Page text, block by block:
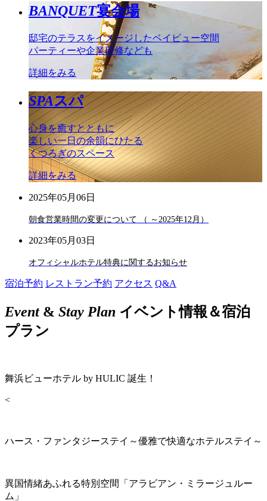
BANQUET宴会場
邸宅のテラスをイメージしたベイビュー空間
パーティーや企業研修なども
詳細をみる
SPAスパ
心身を癒すとともに
楽しい一日の余韻にひたる
くつろぎのスペース
詳細をみる
2025年05月06日
朝食営業時間の変更について （ ～2025年12月）
2023年05月03日
オフィシャルホテル特典に関するお知らせ
宿泊予約 レストラン予約 アクセス Q&A
Event& Stay Plan イベント情報＆宿泊
プラン
舞浜ビューホテル by HULIC 誕生！
<
ハース・ファンタジーステイ～優雅で快適なホテルステイ～
異国情緒あふれる特別空間「アラビアン・ミラージュルー
ム」